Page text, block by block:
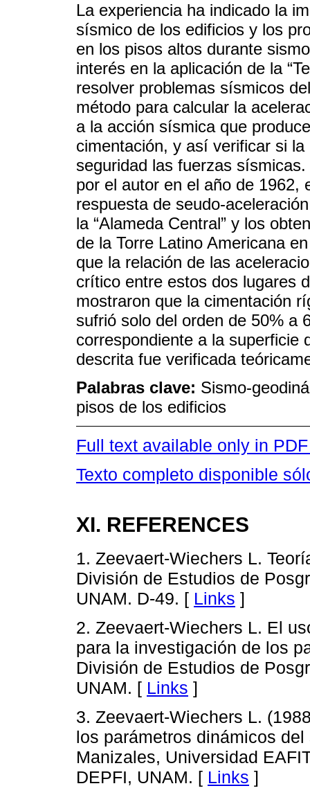
La experiencia ha indicado la
sísmico de los edificios y los
en los pisos altos durante
interés en la aplicación de la
resolver problemas sísmicos
método para calcular la
a la acción sísmica que
cimentación, y así verificar si
seguridad las fuerzas
por el autor en el año de 1962,
respuesta de seudo-
la “Alameda Central” y los
de la Torre Latino Americana
que la relación de las
crítico entre estos dos lugares
mostraron que la cimentación
sufrió solo del orden de 50% a
correspondiente a la superficie
descrita fue verificada
Palabras clave: Sismo-
pisos de los edificios
Full text available only in
Texto completo disponible
XI. REFERENCES
1. Zeevaert-Wiechers L.
División de Estudios de
UNAM. D-49. [ Links ]
2. Zeevaert-Wiechers L. El
para la investigación de los
División de Estudios de
UNAM. [ Links ]
3. Zeevaert-Wiechers L.
los parámetros dinámicos
Manizales, Universidad
DEPFI, UNAM. [ Links ]